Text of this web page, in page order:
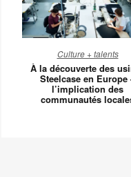
la
des
Culture + talents
À la découverte des
Steelcase en Europe
l’implication des
communautés